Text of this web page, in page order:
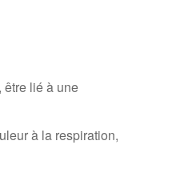
être lié à une
à la respiration,